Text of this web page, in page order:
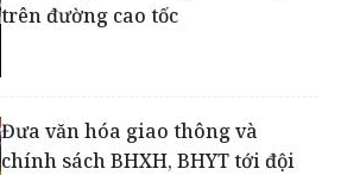
trên đường cao tốc
Đưa văn hóa giao thông và
chính sách BHXH, BHYT tới đội